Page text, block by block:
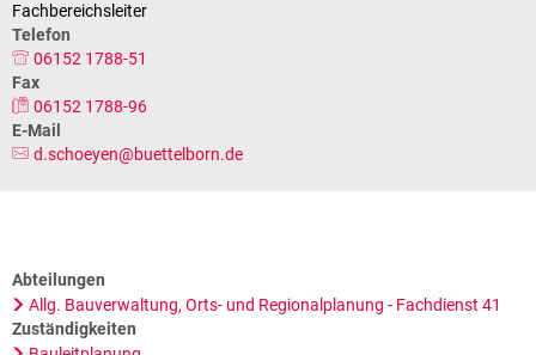
Fachbereichsleiter
Telefon
06152 1788-51
Fax
06152 1788-96
E-Mail
d.schoeyen@buettelborn.de
Abteilungen
Allg. Bauverwaltung, Orts- und Regionalplanung - Fachdienst 41
Zuständigkeiten